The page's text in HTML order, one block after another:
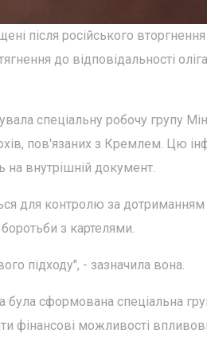
після російського
до відповідальності
спеціальну робочу групу
пов'язаних з Кремлем. Цю
на внутрішній документ.
для контролю за дотриманням
з картелями.
підходу", - зазначила вона.
була сформована спеціальна
фінансові можливості